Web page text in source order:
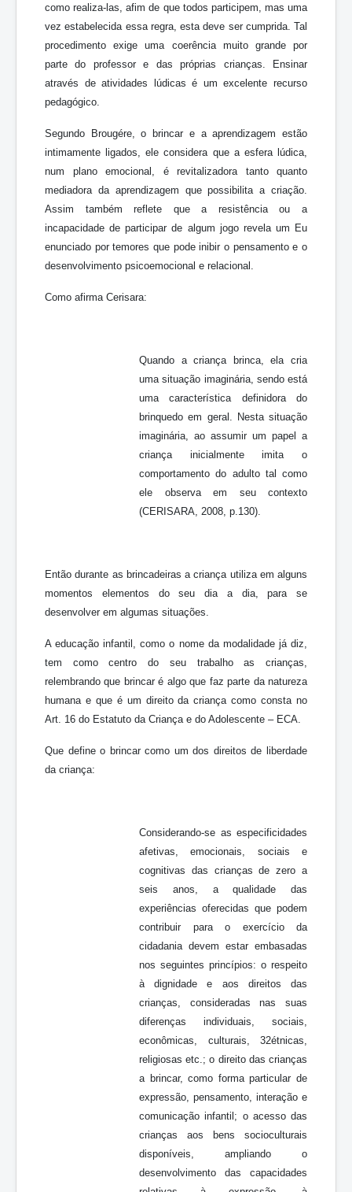
como realiza-las, afim de que todos participem, mas uma
vez estabelecida essa regra, esta deve ser cumprida. Tal
procedimento exige uma coerência muito grande por
parte do professor e das próprias crianças. Ensinar
através de atividades lúdicas é um excelente recurso
pedagógico.
Segundo Brougére, o brincar e a aprendizagem estão
intimamente ligados, ele considera que a esfera lúdica,
num plano emocional, é revitalizadora tanto quanto
mediadora da aprendizagem que possibilita a criação.
Assim também reflete que a resistência ou a
incapacidade de participar de algum jogo revela um Eu
enunciado por temores que pode inibir o pensamento e o
desenvolvimento psicoemocional e relacional.
Como afirma Cerisara:
Quando a criança brinca, ela cria
uma situação imaginária, sendo está
uma característica definidora do
brinquedo em geral. Nesta situação
imaginária, ao assumir um papel a
criança inicialmente imita o
comportamento do adulto tal como
ele observa em seu contexto
(CERISARA, 2008, p.130).
Então durante as brincadeiras a criança utiliza em alguns
momentos elementos do seu dia a dia, para se
desenvolver em algumas situações.
A educação infantil, como o nome da modalidade já diz,
tem como centro do seu trabalho as crianças,
relembrando que brincar é algo que faz parte da natureza
humana e que é um direito da criança como consta no
Art. 16 do Estatuto da Criança e do Adolescente – ECA.
Que define o brincar como um dos direitos de liberdade
da criança:
Considerando-se as especificidades
afetivas, emocionais, sociais e
cognitivas das crianças de zero a
seis anos, a qualidade das
experiências oferecidas que podem
contribuir para o exercício da
cidadania devem estar embasadas
nos seguintes princípios: o respeito
à dignidade e aos direitos das
crianças, consideradas nas suas
diferenças individuais, sociais,
econômicas, culturais, 32étnicas,
religiosas etc.; o direito das crianças
a brincar, como forma particular de
expressão, pensamento, interação e
comunicação infantil; o acesso das
crianças aos bens socioculturais
disponíveis, ampliando o
desenvolvimento das capacidades